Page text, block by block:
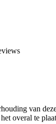
van
overal te